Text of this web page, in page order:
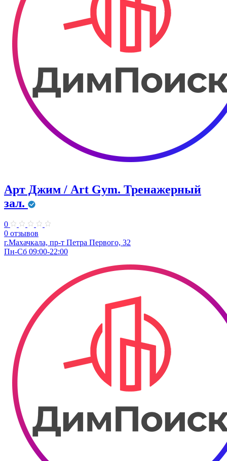
Арт Джим / Art Gym. Тренажерный
зал.
0
0 отзывов
г.Махачкала, ​пр-т Петра Первого, 32
Пн-Сб 09:00-22:00